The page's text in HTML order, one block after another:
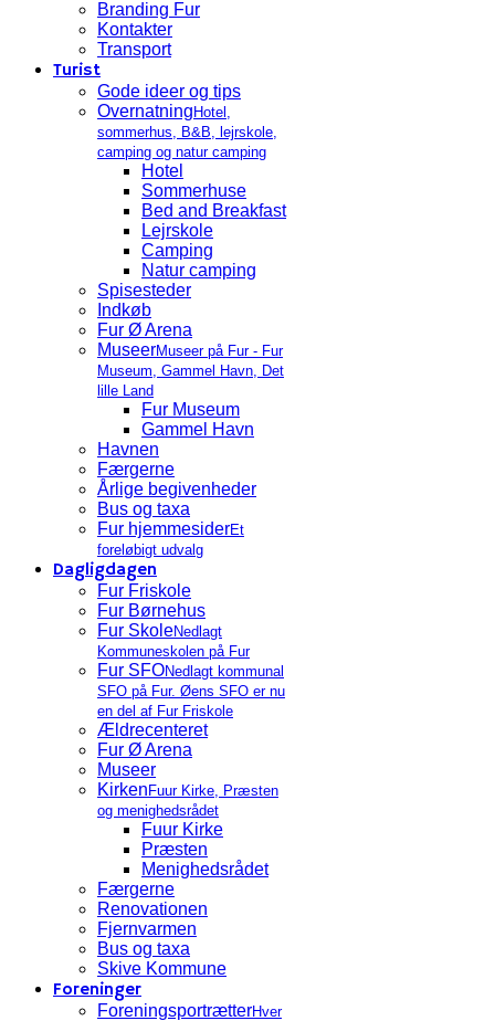
Branding Fur
Kontakter
Transport
Turist
Gode ideer og tips
Overnatning Hotel,
sommerhus, B&B, lejrskole,
camping og natur camping
Hotel
Sommerhuse
Bed and Breakfast
Lejrskole
Camping
Natur camping
Spisesteder
Indkøb
Fur Ø Arena
MuseerMuseer på Fur - Fur
Museum, Gammel Havn, Det
lille Land
Fur Museum
Gammel Havn
Havnen
Færgerne
Årlige begivenheder
Bus og taxa
Fur hjemmesiderEt
foreløbigt udvalg
Dagligdagen
Fur Friskole
Fur Børnehus
Fur SkoleNedlagt
Kommuneskolen på Fur
Fur SFONedlagt kommunal
SFO på Fur. Øens SFO er nu
en del af Fur Friskole
Ældrecenteret
Fur Ø Arena
Museer
Kirken Fuur Kirke, Præsten
og menighedsrådet
Fuur Kirke
Præsten
Menighedsrådet
Færgerne
Renovationen
Fjernvarmen
Bus og taxa
Skive Kommune
Foreninger
ForeningsportrætterHver